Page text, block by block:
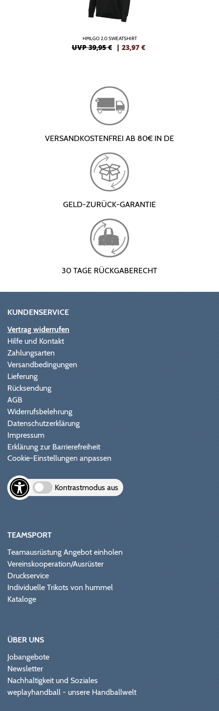
HMLGO 2.0 SWEATSHIRT
UVP 39,95 € | 23,97 €
VERSANDKOSTENFREI AB 80€ IN DE
GELD-ZURÜCK-GARANTIE
30 TAGE RÜCKGABERECHT
KUNDENSERVICE
Vertrag widerrufen
Hilfe und Kontakt
Zahlungsarten
Versandbedingungen
Lieferung
Rücksendung
AGB
Widerrufsbelehrung
Datenschutzerklärung
Impressum
Erklärung zur Barrierefreiheit
Cookie-Einstellungen anpassen
Kontrastmodus aus
TEAMSPORT
Teamausrüstung Angebot einholen
Vereinskooperation/Ausrüster
Druckservice
Individuelle Trikots von hummel
Kataloge
ÜBER UNS
Jobangebote
Newsletter
Nachhaltigkeit und Soziales
weplayhandball - unsere Handballwelt